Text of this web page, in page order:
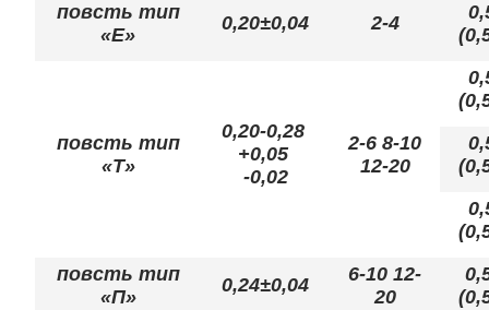
повсть тип
«Е»
0,20±0,04 2-4
повсть тип
«Т»
0,20-0,28
+0,05
-0,02
2-6 8-10
12-20
повсть тип
«П»
0,24±0,04
6-10 12-
20